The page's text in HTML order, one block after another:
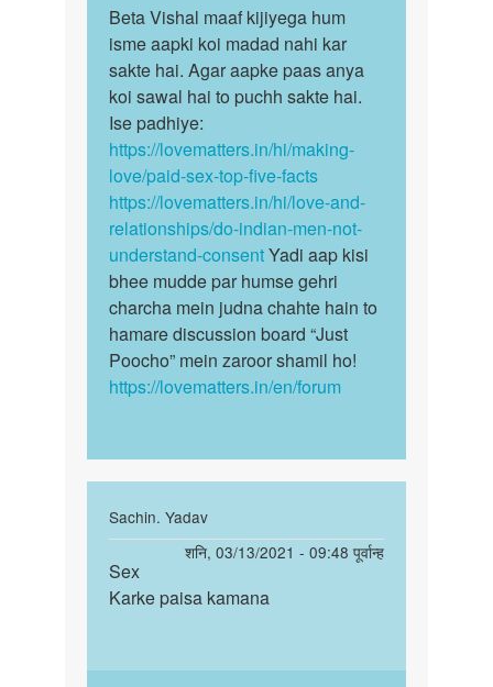
to
Me
sex
kerke
Kya
pesa
kama…
by
Vishal
pathak
Beta
Vishal
maaf
kijiyega…
Beta Vishal maaf kijiyega hum
isme aapki koi madad nahi kar
sakte hai. Agar aapke paas anya
koi sawal hai to puchh sakte hai.
Ise padhiye:
https://lovematters.in/hi/making-
love/paid-sex-top-five-facts
https://lovematters.in/hi/love-and-
relationships/do-indian-men-not-
understand-consentYadi aap kisi
bhee mudde par humse gehri
charcha mein judna chahte hain to
hamare discussion board “Just
Poocho” mein zaroor shamil ho!
https://lovematters.in/en/forum
Sachin. Yadav
शनि, 03/13/2021 - 09:48 पूर्वान्ह
In
reply
to
में
पैसा
Sex
Karke
Sex
Karke paisa kamana